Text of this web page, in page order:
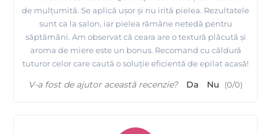
de mulțumită. Se aplică ușor și nu irită pielea. Rezultatele
sunt ca la salon, iar pielea rămâne netedă pentru
săptămâni. Am observat că ceara are o textură plăcută și
aroma de miere este un bonus. Recomand cu căldură
tuturor celor care caută o soluție eficientă de epilat acasă!
V-a fost de ajutor această recenzie? Da Nu (0/0)